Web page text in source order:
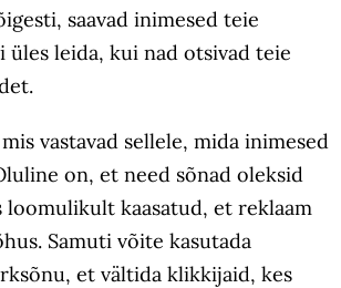
saavad inimesed teie
leida, kui nad otsivad teie
vastavad sellele, mida inimesed
on, et need sõnad oleksid
loomulikult kaasatud, et reklaam
Samuti võite kasutada
et vältida klikkijaid, kes